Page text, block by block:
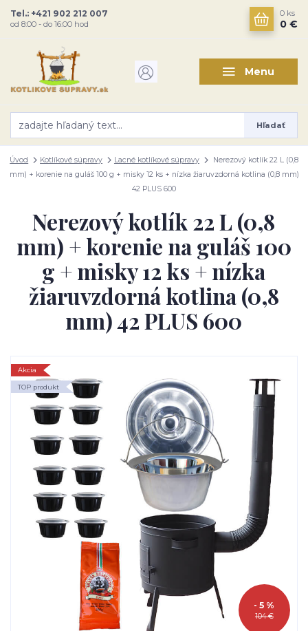
Menu
Hľadať
Tel.: +421 902 212 007
od 8:00 - do 16:00 hod
0 ks
0 €
Úvod Kotlíkové súpravy Lacné kotlíkové súpravy
Nerezový kotlík 22 L (0,8
mm) + korenie na guláš 100 g + misky 12 ks + nízka žiaruvzdorná kotlina (0,8 mm)
42 PLUS 600
Nerezový kotlík 22 L (0,8
mm) + korenie na guláš 100
g + misky 12 ks + nízka
žiaruvzdorná kotlina (0,8
mm) 42 PLUS 600
Akcia
TOP produkt
104 €
- 5 %